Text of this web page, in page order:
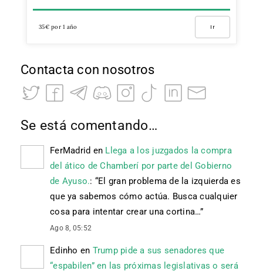
35€ por 1 año Ir
Contacta con nosotros
Se está comentando…
FerMadrid en Llega a los juzgados la compra
del ático de Chamberí por parte del Gobierno
de Ayuso.: “El gran problema de la izquierda es
que ya sabemos cómo actúa. Busca cualquier
cosa para intentar crear una cortina…”
Ago 8, 05:52
Edinho en Trump pide a sus senadores que
“espabilen” en las próximas legislativas o será